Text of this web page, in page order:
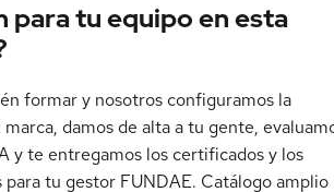
para tu equipo en esta
formar y nosotros configuramos la
damos de alta a tu gente,
y te entregamos los certificados y los
tu gestor FUNDAE. Catálogo amplio